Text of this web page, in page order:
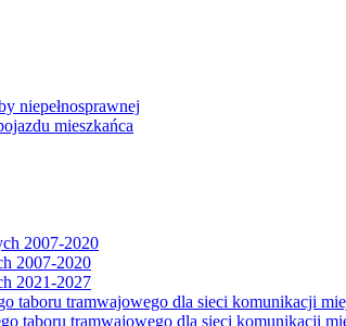
niepełnosprawnej
mieszkańca
2007-2020
2007-2020
2021-2027
taboru tramwajowego dla sieci komunikacji
taboru tramwajowego dla sieci komunikacji